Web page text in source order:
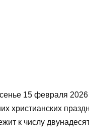
15 февраля
христианских
к числу